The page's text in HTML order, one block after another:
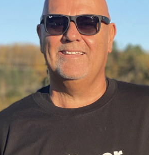
av det nostaligste tyggismerket